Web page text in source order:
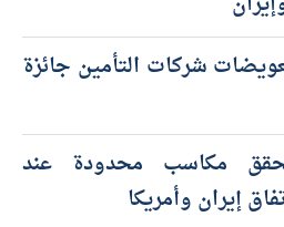
شركات التأمين جائزة
تحقق مكاسب محدودة عند
إيران وأمريكا